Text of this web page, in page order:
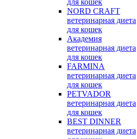
для кошек
NORD CRAFT
ветеринарная диета
для кошек
Академия
ветеринарная диета
для кошек
FARMINA
ветеринарная диета
для кошек
PETVADOR
ветеринарная диета
для кошек
BEST DINNER
ветеринарная диета